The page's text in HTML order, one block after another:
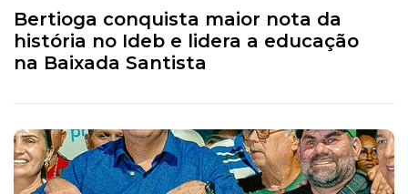
Bertioga conquista maior nota da
história no Ideb e lidera a educação
na Baixada Santista